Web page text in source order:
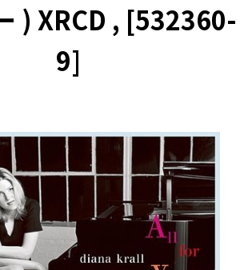
) XRCD , [532360-
9]